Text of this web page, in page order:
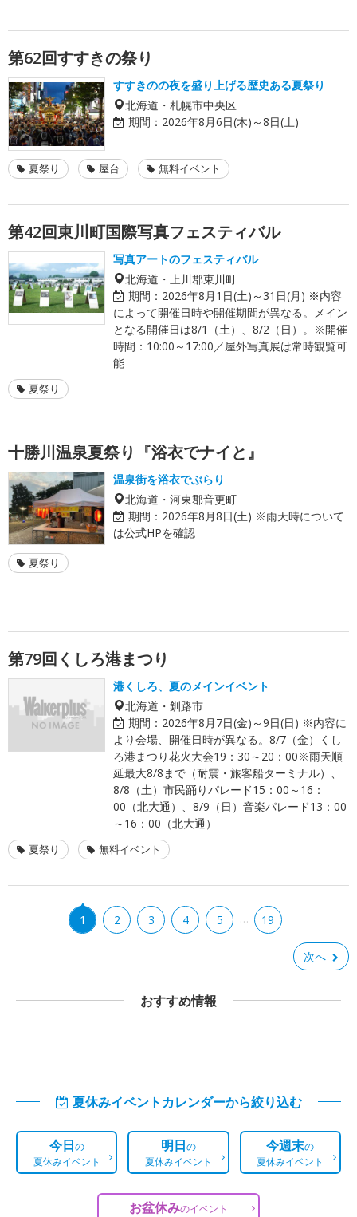
第62回すすきの祭り
すすきのの夜を盛り上げる歴史ある夏祭り
北海道・札幌市中央区
期間： 2026年8月6日(木)～8日(土)
夏祭り 屋台 無料イベント
第42回東川町国際写真フェスティバル
写真アートのフェスティバル
北海道・上川郡東川町
期間： 2026年8月1日(土)～31日(月) ※内容
によって開催日時や開催期間が異なる。メイン
となる開催日は8/1（土）、8/2（日）。※開催
時間：10:00～17:00／屋外写真展は常時観覧可
能
夏祭り
十勝川温泉夏祭り『浴衣でナイと』
温泉街を浴衣でぶらり
北海道・河東郡音更町
期間： 2026年8月8日(土) ※雨天時について
は公式HPを確認
夏祭り
第79回くしろ港まつり
港くしろ、夏のメインイベント
北海道・釧路市
期間： 2026年8月7日(金)～9日(日) ※内容に
より会場、開催日時が異なる。8/7（金）くし
ろ港まつり花火大会19：30～20：00※雨天順
延最大8/8まで（耐震・旅客船ターミナル）、
8/8（土）市民踊りパレード15：00～16：
00（北大通）、8/9（日）音楽パレード13：00
～16：00（北大通）
夏祭り 無料イベント
1 2 3 4 5 … 19
次へ
おすすめ情報
夏休みイベントカレンダーから絞り込む
今日の
夏休みイベント
明日の
夏休みイベント
今週末の
夏休みイベント
お盆休みのイベント